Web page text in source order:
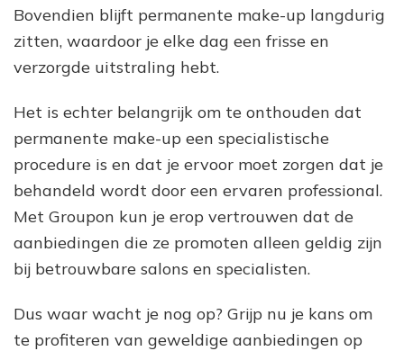
Bovendien blijft permanente make-up langdurig
zitten, waardoor je elke dag een frisse en
verzorgde uitstraling hebt.
Het is echter belangrijk om te onthouden dat
permanente make-up een specialistische
procedure is en dat je ervoor moet zorgen dat je
behandeld wordt door een ervaren professional.
Met Groupon kun je erop vertrouwen dat de
aanbiedingen die ze promoten alleen geldig zijn
bij betrouwbare salons en specialisten.
Dus waar wacht je nog op? Grijp nu je kans om
te profiteren van geweldige aanbiedingen op